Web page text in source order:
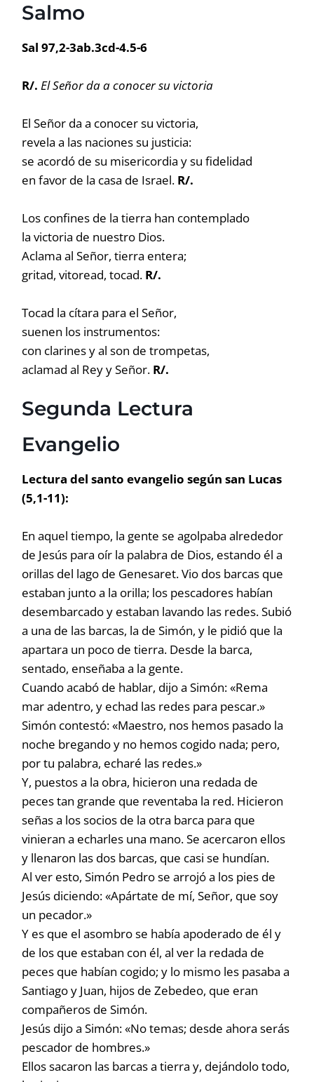
Salmo
Sal 97,2-3ab.3cd-4.5-6
R/. El Señor da a conocer su victoria
El Señor da a conocer su victoria,
revela a las naciones su justicia:
se acordó de su misericordia y su fidelidad
en favor de la casa de Israel. R/.
Los confines de la tierra han contemplado
la victoria de nuestro Dios.
Aclama al Señor, tierra entera;
gritad, vitoread, tocad. R/.
Tocad la cítara para el Señor,
suenen los instrumentos:
con clarines y al son de trompetas,
aclamad al Rey y Señor. R/.
Segunda Lectura
Evangelio
Lectura del santo evangelio según san Lucas
(5,1-11):
En aquel tiempo, la gente se agolpaba alrededor
de Jesús para oír la palabra de Dios, estando él a
orillas del lago de Genesaret. Vio dos barcas que
estaban junto a la orilla; los pescadores habían
desembarcado y estaban lavando las redes. Subió
a una de las barcas, la de Simón, y le pidió que la
apartara un poco de tierra. Desde la barca,
sentado, enseñaba a la gente.
Cuando acabó de hablar, dijo a Simón: «Rema
mar adentro, y echad las redes para pescar.»
Simón contestó: «Maestro, nos hemos pasado la
noche bregando y no hemos cogido nada; pero,
por tu palabra, echaré las redes.»
Y, puestos a la obra, hicieron una redada de
peces tan grande que reventaba la red. Hicieron
señas a los socios de la otra barca para que
vinieran a echarles una mano. Se acercaron ellos
y llenaron las dos barcas, que casi se hundían.
Al ver esto, Simón Pedro se arrojó a los pies de
Jesús diciendo: «Apártate de mí, Señor, que soy
un pecador.»
Y es que el asombro se había apoderado de él y
de los que estaban con él, al ver la redada de
peces que habían cogido; y lo mismo les pasaba a
Santiago y Juan, hijos de Zebedeo, que eran
compañeros de Simón.
Jesús dijo a Simón: «No temas; desde ahora serás
pescador de hombres.»
Ellos sacaron las barcas a tierra y, dejándolo todo,